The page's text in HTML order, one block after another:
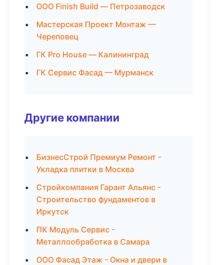
ООО Finish Build — Петрозаводск
Мастерская Проект Монтаж —
Череповец
ГК Pro House — Калининград
ГК Сервис Фасад — Мурманск
Другие компании
БизнесСтрой Премиум Ремонт -
Укладка плитки в Москва
Стройкомпания Гарант Альянс -
Строительство фундаментов в
Иркутск
ПК Модуль Сервис -
Металлообработка в Самара
ООО Фасад Этаж - Окна и двери в